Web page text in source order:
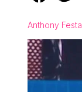
Anthony Festa